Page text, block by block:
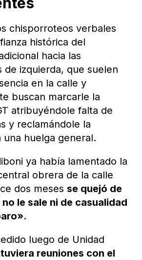
chisporroteos verbales
histórica del
hacia las
de izquierda, que suelen
en la calle y
buscan marcarle la
atribuyéndole falta de
y reclamándole la
una huelga general.
ya había lamentado la
obrera de la calle
dos meses se quejó de
no le sale ni de casualidad
luego de Unidad
reuniones con el